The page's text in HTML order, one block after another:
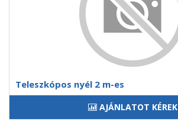
Teleszkópos nyél 2 m-es
AJÁNLATOT KÉREK